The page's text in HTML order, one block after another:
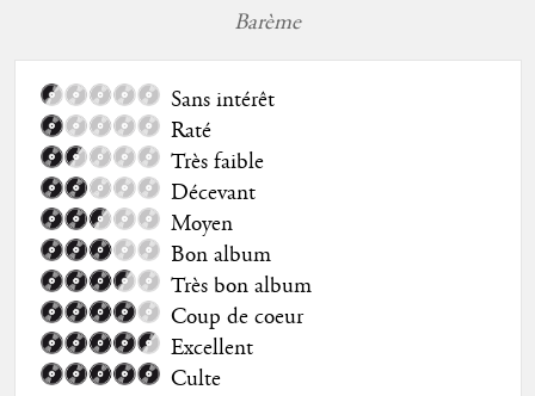
Barème
Sans intérêt
Raté
Très faible
Décevant
Moyen
Bon album
Très bon album
Coup de coeur
Excellent
Culte